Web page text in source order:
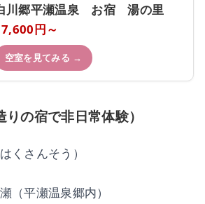
川郷平瀬温泉 お宿 湯の里
円～
空室を見てみる →
の宿で非日常体験）
くさんそう）
（平瀬温泉郷内）